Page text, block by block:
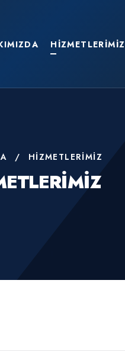
HIZMETLERIMIZ
/ HIZMETLERIMIZ